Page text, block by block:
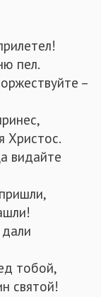
пел.
–
Христос.
видайте
тобой,
святой!